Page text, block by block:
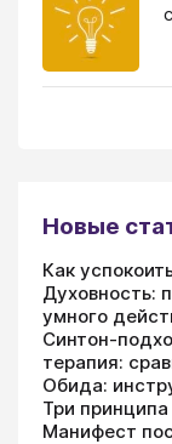
Новые
Как
Духовность:
умного
Синтон-
терапия:
Обида:
Три
Манифест